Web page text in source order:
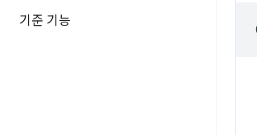
기준 기능